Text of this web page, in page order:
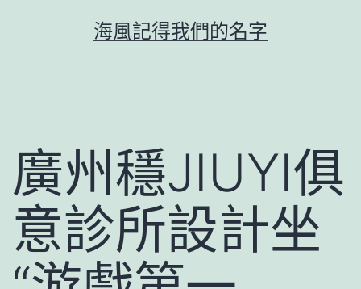
海風記得我們的名字
廣州穩JIUYI俱
意診所設計坐